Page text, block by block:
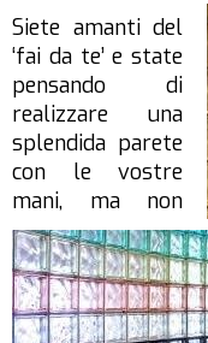
Siete amanti del
‘fai da te’ e state
pensando di
realizzare una
splendida parete
con le vostre
mani, ma non